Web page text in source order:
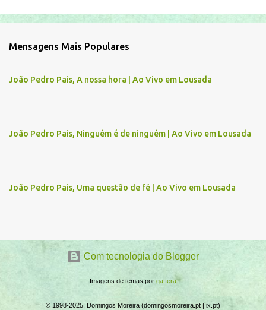
e
t
i
Mensagens Mais Populares
João Pedro Pais, A nossa hora | Ao Vivo em Lousada
João Pedro Pais, Ninguém é de ninguém | Ao Vivo em Lousada
João Pedro Pais, Uma questão de fé | Ao Vivo em Lousada
Com tecnologia do Blogger
Imagens de temas por gaffera
© 1998-2025, Domingos Moreira (domingosmoreira.pt | ix.pt)